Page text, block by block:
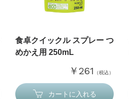
食卓クイックル スプレー つ
めかえ用 250mL
￥261 （税込）
カートに入れる